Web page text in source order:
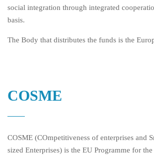
social integration through integrated
basis.
The Body that distributes the funds is the
COSME
COSME (COmpetitiveness of enterprises and
sized Enterprises) is the EU Programme for